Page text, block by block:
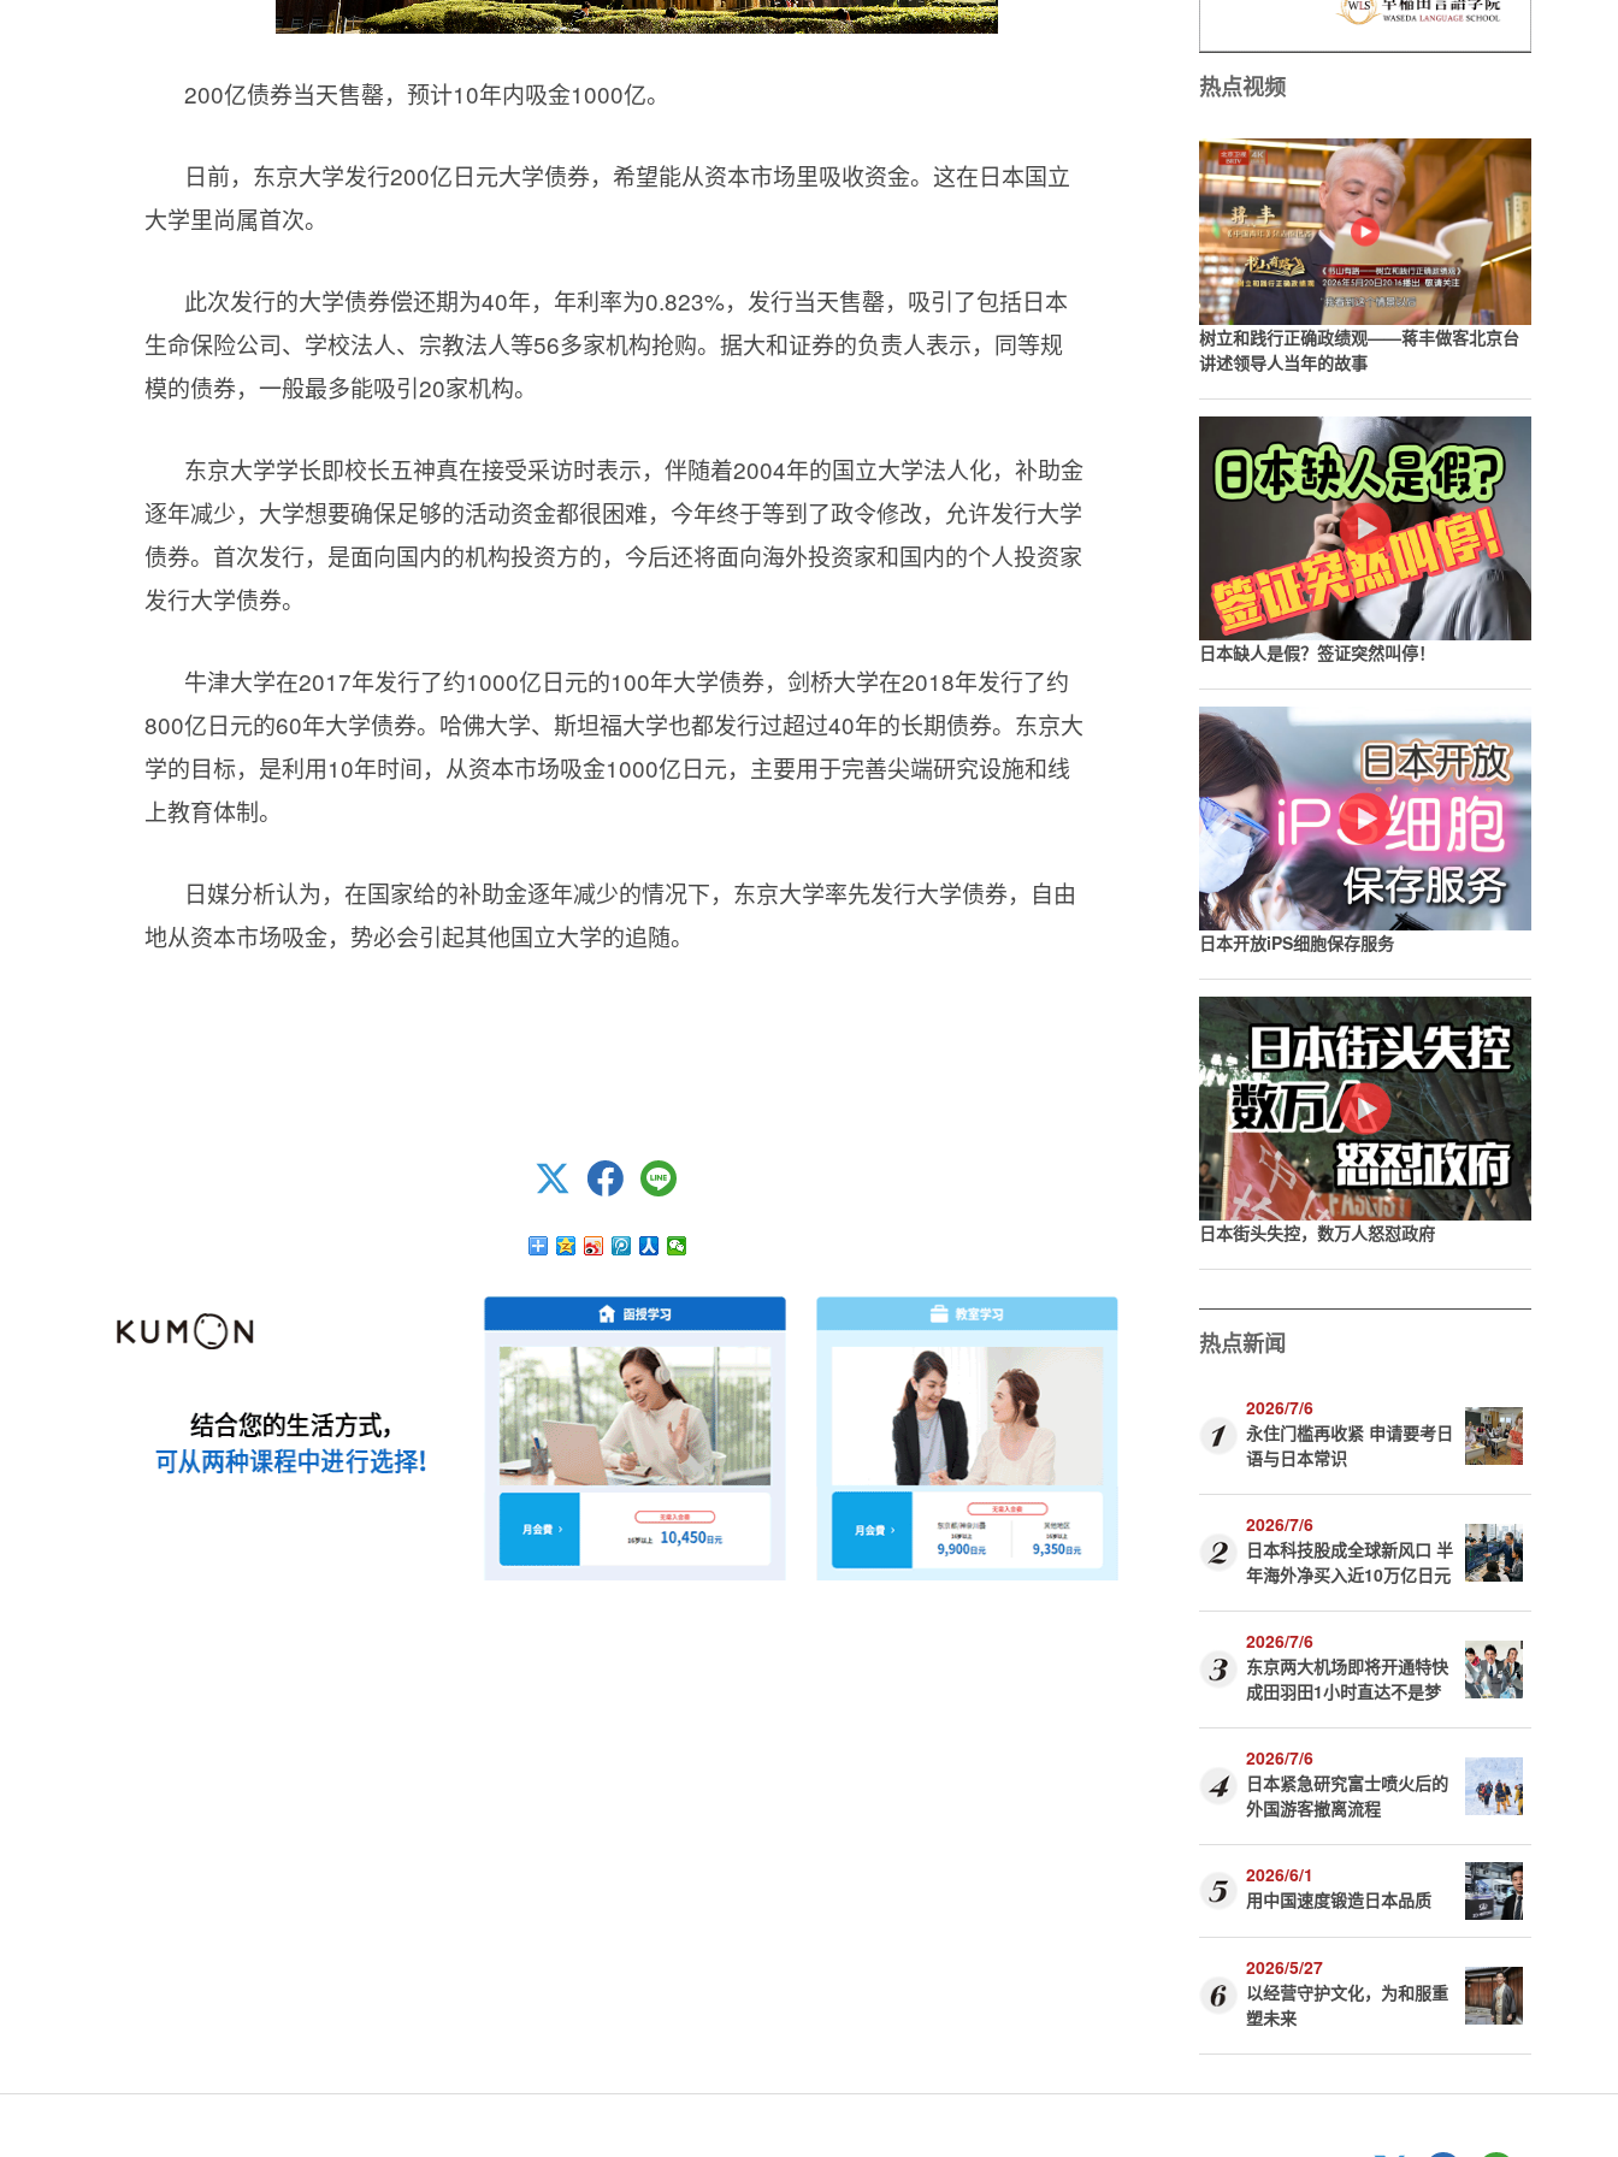
200亿债券当天售罄，预计10年内吸金1000亿。
日前，东京大学发行200亿日元大学债券，希望能从资本市场里吸收资金。这在日本国立
大学里尚属首次。
此次发行的大学债券偿还期为40年，年利率为0.823%，发行当天售罄，吸引了包括日本
生命保险公司、学校法人、宗教法人等56多家机构抢购。据大和证券的负责人表示，同等规
模的债券，一般最多能吸引20家机构。
东京大学学长即校长五神真在接受采访时表示，伴随着2004年的国立大学法人化，补助金
逐年减少，大学想要确保足够的活动资金都很困难，今年终于等到了政令修改，允许发行大学
债券。首次发行，是面向国内的机构投资方的，今后还将面向海外投资家和国内的个人投资家
发行大学债券。
牛津大学在2017年发行了约1000亿日元的100年大学债券，剑桥大学在2018年发行了约
800亿日元的60年大学债券。哈佛大学、斯坦福大学也都发行过超过40年的长期债券。东京大
学的目标，是利用10年时间，从资本市场吸金1000亿日元，主要用于完善尖端研究设施和线
上教育体制。
日媒分析认为，在国家给的补助金逐年减少的情况下，东京大学率先发行大学债券，自由
地从资本市场吸金，势必会引起其他国立大学的追随。
热点视频
树立和践行正确政绩观——蒋丰做客北京台
讲述领导人当年的故事
日本缺人是假？签证突然叫停！
日本开放iPS细胞保存服务
日本街头失控，数万人怒怼政府
热点新闻
2026/7/6
永住门槛再收紧 申请要考日
语与日本常识
2026/7/6
日本科技股成全球新风口 半
年海外净买入近10万亿日元
2026/7/6
东京两大机场即将开通特快
成田羽田1小时直达不是梦
2026/7/6
日本紧急研究富士喷火后的
外国游客撤离流程
2026/6/1
用中国速度锻造日本品质
2026/5/27
以经营守护文化，为和服重
塑未来